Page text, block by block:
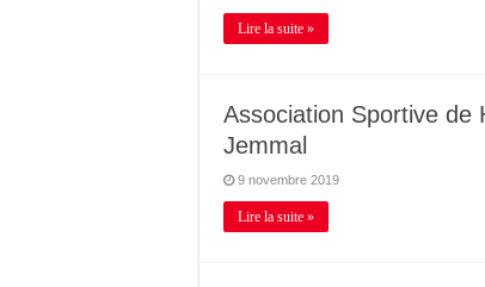
Lire la suite »
Association Sportive de
Jemmal
9 novembre 2019
Lire la suite »